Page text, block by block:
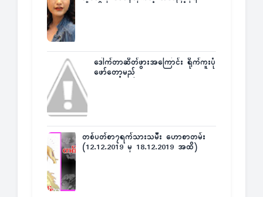
ဒေါက်တာဆိတ်ဖွားအကြောင်း ရိုက်ကူးပုံ
ဖော်တော့မည်
တစ်ပတ်စာ၇ရက်သားသမီး ဟောစာတမ်း
(12.12.2019 မှ 18.12.2019 အထိ)